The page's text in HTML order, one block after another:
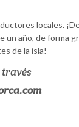
locales.
un año, de forma
de la isla!
través